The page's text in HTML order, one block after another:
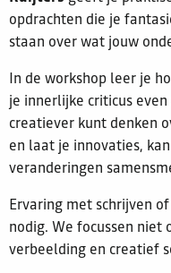
opdrachten die je
staan over wat jouw
In de workshop leer je
je innerlijke criticus
creatiever kunt denken
en laat je innovaties,
veranderingen
Ervaring met schrijven
nodig. We focussen
verbeelding en creatief